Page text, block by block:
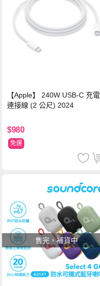
【Apple】 240W USB-C 充電
連接線 (2 公尺) 2024
$980
免運
售完，補貨中